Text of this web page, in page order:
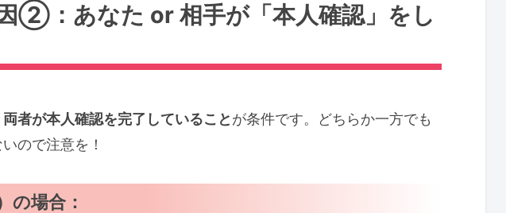
②：あなた or 相手が「本人確認」をし
両者が本人確認を完了していることが条件です。どちらか一方でも
ので注意を！
の場合：